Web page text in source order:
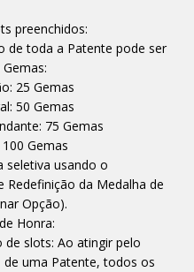
preenchidos:
de toda a Patente pode ser
25 Gemas
50 Gemas
75 Gemas
Gemas
seletiva usando o
Redefinição da Medalha de
Opção).
Honra:
de slots: Ao atingir pelo
de uma Patente, todos os